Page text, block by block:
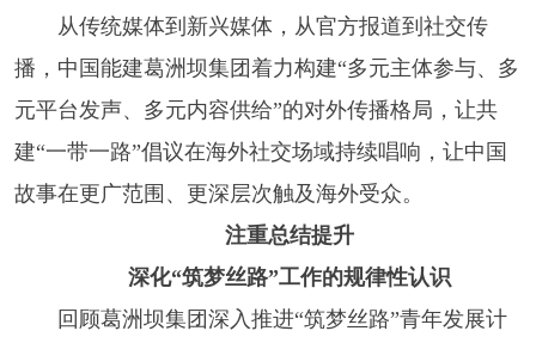
从传统媒体到新兴媒体，从官方报道到社交传
播，中国能建葛洲坝集团着力构建“多元主体参与、多
元平台发声、多元内容供给”的对外传播格局，让共
建“一带一路”倡议在海外社交场域持续唱响，让中国
故事在更广范围、更深层次触及海外受众。
注重总结提升
深化“筑梦丝路”工作的规律性认识
回顾葛洲坝集团深入推进“筑梦丝路”青年发展计